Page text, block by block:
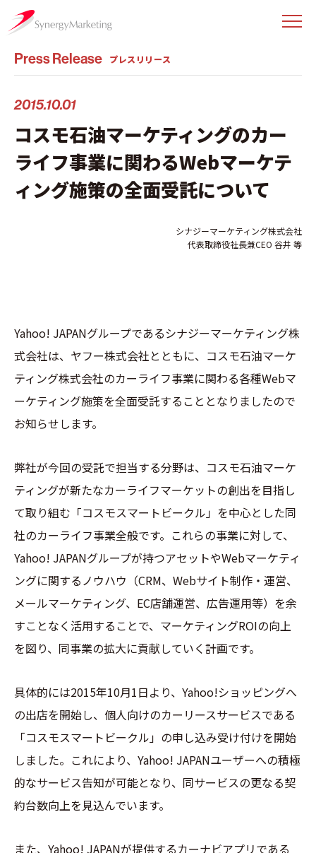
Press Release プレスリリース
コスモ石油マーケティングのカー
ライフ事業に関わるWebマーケテ
ィング施策の全面受託について
2015.10.01
シナジーマーケティング株式会社
代表取締役社長兼CEO 谷井 等
Yahoo! JAPANグループであるシナジーマーケティング株
式会社は、ヤフー株式会社とともに、コスモ石油マーケ
ティング株式会社のカーライフ事業に関わる各種Webマ
ーケティング施策を全面受託することとなりましたので
お知らせします。
弊社が今回の受託で担当する分野は、コスモ石油マーケ
ティングが新たなカーライフマーケットの創出を目指し
て取り組む「コスモスマートビークル」を中心とした同
社のカーライフ事業全般です。これらの事業に対して、
Yahoo! JAPANグループが持つアセットやWebマーケティ
ングに関するノウハウ（CRM、Webサイト制作・運営、
メールマーケティング、EC店舗運営、広告運用等）を余
すことなく活用することで、マーケティングROIの向上
を図り、同事業の拡大に貢献していく計画です。
具体的には2015年10月1日より、Yahoo!ショッピングへ
の出店を開始し、個人向けのカーリースサービスである
「コスモスマートビークル」の申し込み受け付けを開始
しました。これにより、Yahoo! JAPANユーザーへの積極
的なサービス告知が可能となり、同サービスの更なる契
約台数向上を見込んでいます。
また、Yahoo! JAPANが提供するカーナビアプリである